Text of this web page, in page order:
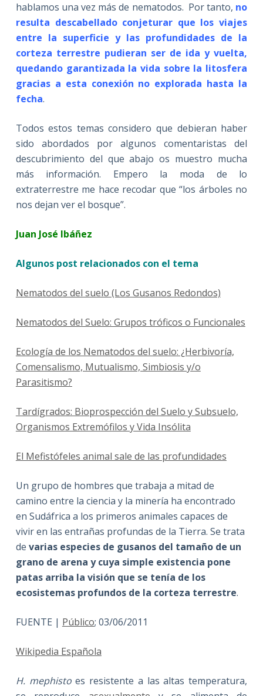
hablamos una vez más de nematodos. Por tanto, no
resulta descabellado conjeturar que los viajes
entre la superficie y las profundidades de la
corteza terrestre pudieran ser de ida y vuelta,
quedando garantizada la vida sobre la litosfera
gracias a esta conexión no explorada hasta la
fecha.
Todos estos temas considero que debieran haber
sido abordados por algunos comentaristas del
descubrimiento del que abajo os muestro mucha
más información. Empero la moda de lo
extraterrestre me hace recodar que “los árboles no
nos dejan ver el bosque”.
Juan José Ibáñez
Algunos post relacionados con el tema
Nematodos del suelo (Los Gusanos Redondos)
Nematodos del Suelo: Grupos tróficos o Funcionales
Ecología de los Nematodos del suelo: ¿Herbivoría,
Comensalismo, Mutualismo, Simbiosis y/o
Parasitismo?
Tardígrados: Bioprospección del Suelo y Subsuelo,
Organismos Extremófilos y Vida Insólita
El Mefistófeles animal sale de las profundidades
Un grupo de hombres que trabaja a mitad de
camino entre la ciencia y la minería ha encontrado
en Sudáfrica a los primeros animales capaces de
vivir en las entrañas profundas de la Tierra. Se trata
de varias especies de gusanos del tamaño de un
grano de arena y cuya simple existencia pone
patas arriba la visión que se tenía de los
ecosistemas profundos de la corteza terrestre.
FUENTE | Público; 03/06/2011
Wikipedia Española
H. mephistoes resistente a las altas temperatura,